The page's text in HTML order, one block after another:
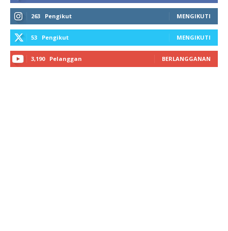
263 Pengikut MENGIKUTI
53 Pengikut MENGIKUTI
3,190 Pelanggan BERLANGGANAN